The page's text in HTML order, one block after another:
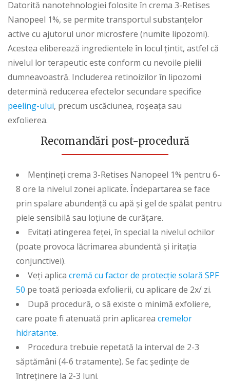
Datorită nanotehnologiei folosite în crema 3-Retises
Nanopeel 1%, se permite transportul substanțelor
active cu ajutorul unor microsfere (numite lipozomi).
Acestea eliberează ingredientele în locul țintit, astfel că
nivelul lor terapeutic este conform cu nevoile pielii
dumneavoastră. Includerea retinoizilor în lipozomi
determină reducerea efectelor secundare specifice
peeling-ului, precum uscăciunea, roșeața sau
exfolierea.
Recomandări post-procedură
Mențineți crema 3-Retises Nanopeel 1% pentru 6-
8 ore la nivelul zonei aplicate. Îndepartarea se face
prin spalare abundență cu apă și gel de spălat pentru
piele sensibilă sau loțiune de curățare.
Evitați atingerea feței, în special la nivelul ochilor
(poate provoca lăcrimarea abundentă și iritația
conjunctivei).
Veți aplica cremă cu factor de protecție solară SPF
50 pe toată perioada exfolierii, cu aplicare de 2x/ zi.
După procedură, o să existe o minimă exfoliere,
care poate fi atenuată prin aplicarea cremelor
hidratante.
Procedura trebuie repetată la interval de 2-3
săptămâni (4-6 tratamente). Se fac ședințe de
întreținere la 2-3 luni.